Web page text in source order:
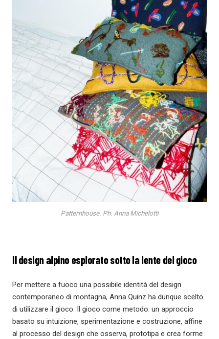
Patternhouse. Ph. Anna Michelotti
Il design alpino esplorato sotto la lente del gioco
Per mettere a fuoco una possibile identità del design
contemporaneo di montagna, Anna Quinz ha dunque scelto
di utilizzare il gioco. Il gioco come metodo: un approccio
basato su intuizione, sperimentazione e costruzione, affine
al processo del design che osserva, prototipa e crea forme